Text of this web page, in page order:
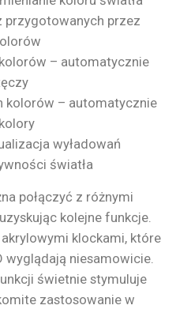
przygotowanych przez
– automatycznie
kolorów – automatycznie
wyładowań
światła
połączyć z różnymi
kolejne funkcje.
klockami, które
wyglądają niesamowicie.
świetnie stymuluje
zastosowanie w